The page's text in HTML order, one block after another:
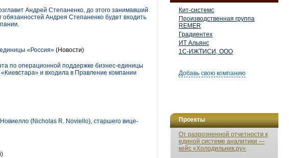
Кит-системс
Производственная группа
REMER
Градиентех
ИТ Альянс
1С-ИЖТИСИ, ООО
Добавь свою компанию
Проекты
От разрозненной отчетности к
единой системе аналитики —
кейс «Холодильник.ру»
Андрей Степаненко, до этого занимавший
Андрея Степаненко будет входить
«Россия» (Новости)
по операционной поддержке бизнес-единицы
и входила в Правление компании
(Nicholas R. Noviello), старшего вице-